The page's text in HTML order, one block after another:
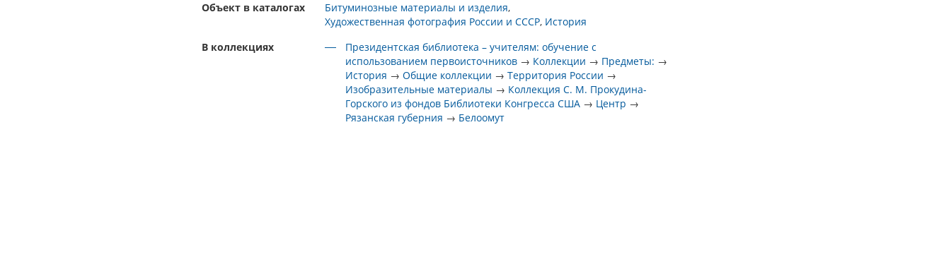
Объект в каталогах
Битуминозные материалы и изделия
Художественная фотография России и СССР История
В коллекциях
Президентская библиотека – учителям: обучение с
использованием первоисточников → Коллекции → Предметы: →
История →Общие коллекции →Территория России →
Изобразительные материалы → Коллекция С. М. Прокудина-
Горского из фондов Библиотеки Конгресса США → Центр →
Рязанская губерния → Белоомут